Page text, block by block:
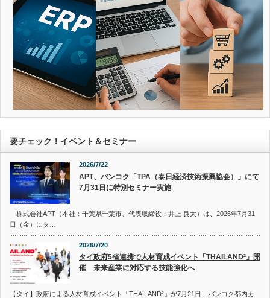
要チェック！イベント＆セミナー
2026/7/22
APT、バンコク「TPA（泰日経済技術振興協会）」にて
7月31日に特別セミナー実施
株式会社APT（本社：千葉県千葉市、代表取締役：井上 良太）は、2026年7月31
日（金）にタ…
2026/7/20
タイ政府5省連携で人材育成イベント「THAILAND²」開
催 未来産業に対応する技能強化へ
【タイ】政府による人材育成イベント「THAILAND²」が7月21日、バンコク都内カ